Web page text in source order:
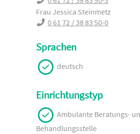
Frau Jessica Steinmetz
0 61 72 / 38 83 50-0
Sprachen
deutsch
Einrichtungstyp
Ambulante Beratungs-
Behandlungsstelle